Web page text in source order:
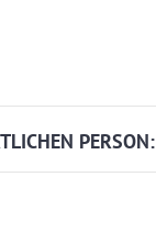
PERSON: